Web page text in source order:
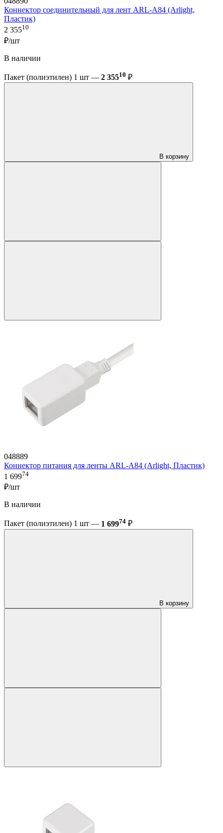
Коннектор соединительный для лент ARL-A84 (Arlight,
Пластик)
2 35510
₽/шт
В наличии
Пакет (полиэтилен) 1 шт — 2 35510 ₽
В корзину
048889
Коннектор питания для ленты ARL-A84 (Arlight, Пластик)
1 69974
₽/шт
В наличии
Пакет (полиэтилен) 1 шт — 1 69974 ₽
В корзину